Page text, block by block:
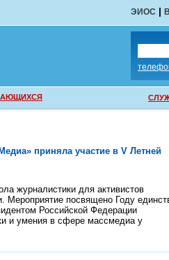
ЭИОС |
приняла участие в V Летней
журналистики для активистов
Мероприятие посвящено Году
Российской Федерации
и умения в сфере массмедиа у